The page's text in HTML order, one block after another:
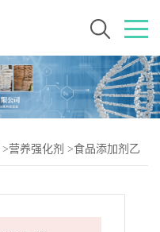
>营养强化剂 >食品添加剂乙